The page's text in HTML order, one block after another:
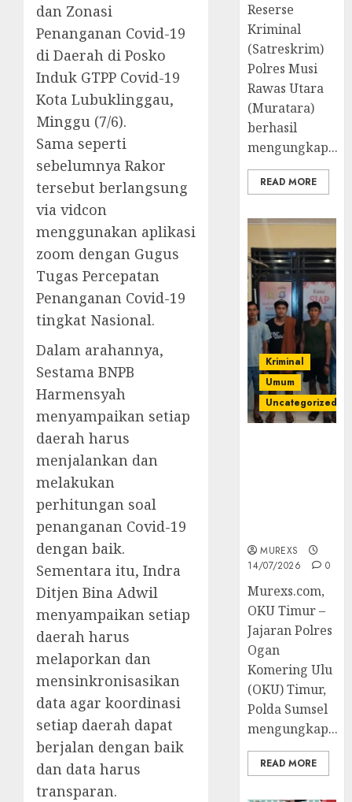
dan Zonasi
Penanganan Covid-19
di Daerah di Posko
Induk GTPP Covid-19
Kota Lubuklinggau,
Minggu (7/6).
Sama seperti
sebelumnya Rakor
tersebut berlangsung
via vidcon
menggunakan aplikasi
zoom dengan Gugus
Tugas Percepatan
Penanganan Covid-19
tingkat Nasional.
Dalam arahannya,
Sestama BNPB
Harmensyah
menyampaikan setiap
daerah harus
menjalankan dan
melakukan
perhitungan soal
penanganan Covid-19
dengan baik.
Sementara itu, Indra
Ditjen Bina Adwil
menyampaikan setiap
daerah harus
melaporkan dan
mensinkronisasikan
data agar koordinasi
setiap daerah dapat
berjalan dengan baik
dan data harus
transparan.
Reserse
Kriminal
(Satreskrim)
Polres Musi
Rawas Utara
(Muratara)
berhasil
mengungkap...
READ MORE
Kriminal
Umum
Uncategorized
MUREXS
14/07/2026
0
Murexs.com,
OKU Timur –
Jajaran Polres
Ogan
Komering Ulu
(OKU) Timur,
Polda Sumsel
mengungkap...
READ MORE